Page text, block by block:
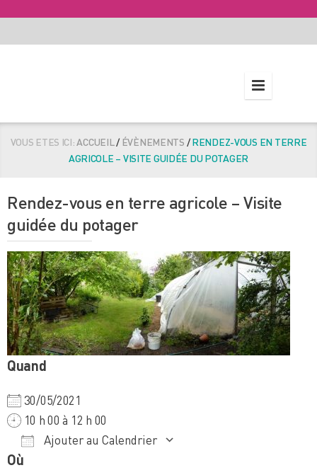
VOUS ETES ICI:ACCUEIL/ÉVÈNEMENTS /RENDEZ-VOUS EN TERRE
AGRICOLE – VISITE GUIDÉE DU POTAGER
Rendez-vous en terre agricole – Visite
guidée du potager
Quand
30/05/2021
10 h 00 à 12 h 00
Ajouter au Calendrier
Où